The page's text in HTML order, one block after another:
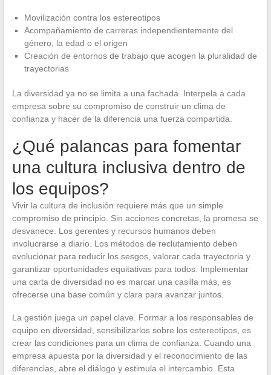
Movilización contra los estereotipos
Acompañamiento de carreras independientemente del
género, la edad o el origen
Creación de entornos de trabajo que acogen la pluralidad de
trayectorias
La diversidad ya no se limita a una fachada. Interpela a cada
empresa sobre su compromiso de construir un clima de
confianza y hacer de la diferencia una fuerza compartida.
¿Qué palancas para fomentar
una cultura inclusiva dentro de
los equipos?
Vivir la cultura de inclusión requiere más que un simple
compromiso de principio. Sin acciones concretas, la promesa se
desvanece. Los gerentes y recursos humanos deben
involucrarse a diario. Los métodos de reclutamiento deben
evolucionar para reducir los sesgos, valorar cada trayectoria y
garantizar oportunidades equitativas para todos. Implementar
una carta de diversidad no es marcar una casilla más, es
ofrecerse una base común y clara para avanzar juntos.
La gestión juega un papel clave. Formar a los responsables de
equipo en diversidad, sensibilizarlos sobre los estereotipos, es
crear las condiciones para un clima de confianza. Cuando una
empresa apuesta por la diversidad y el reconocimiento de las
diferencias, abre el diálogo y estimula el intercambio. Esta